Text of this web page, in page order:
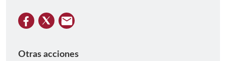
Otras acciones